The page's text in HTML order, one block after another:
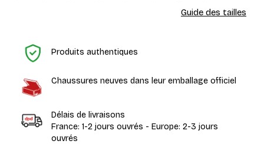
Guide des tailles
Produits authentiques
Chaussures neuves dans leur emballage officiel
Délais de livraisons
France: 1-2 jours ouvrés - Europe: 2-3 jours
ouvrés